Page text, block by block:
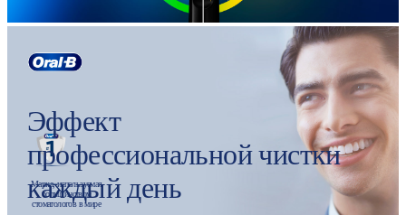
Эффект
профессиональной чистки
каждый день
Марка, используемая
большинством
стоматологов в мире